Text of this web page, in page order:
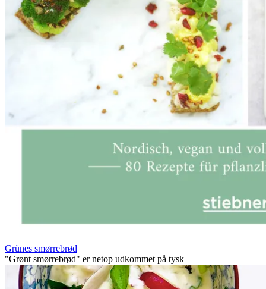
Grünes smørrebrød
"Grønt smørrebrød" er netop udkommet på tysk